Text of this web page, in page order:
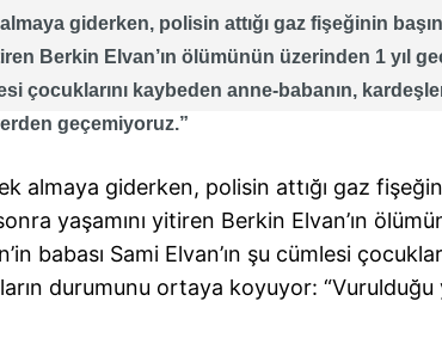
giderken, polisin attığı gaz fişeğinin
Berkin Elvan’ın ölümünün üzerinden 1 yıl
çocuklarını kaybeden anne-babanın,
geçemiyoruz.”
almaya giderken, polisin attığı gaz
yaşamını yitiren Berkin Elvan’ın
babası Sami Elvan’ın şu cümlesi
durumunu ortaya koyuyor: